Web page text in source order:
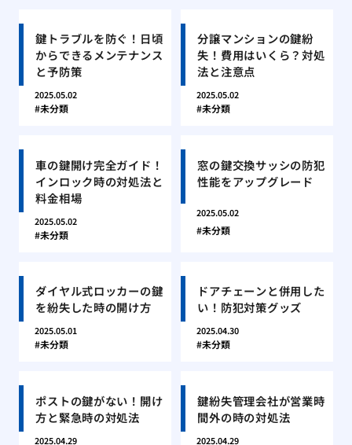
鍵トラブルを防ぐ！日頃
からできるメンテナンス
と予防策
2025.05.02
未分類
分譲マンションの鍵紛
失！費用はいくら？対処
法と注意点
2025.05.02
未分類
車の鍵開け完全ガイド！
インロック時の対処法と
料金相場
2025.05.02
未分類
窓の鍵交換サッシの防犯
性能をアップグレード
2025.05.02
未分類
ダイヤル式ロッカーの鍵
を紛失した時の開け方
2025.05.01
未分類
ドアチェーンと併用した
い！防犯対策グッズ
2025.04.30
未分類
ポストの鍵がない！開け
方と緊急時の対処法
2025.04.29
鍵紛失管理会社が営業時
間外の時の対処法
2025.04.29